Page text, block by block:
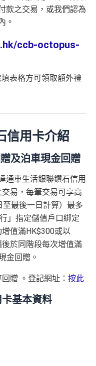
款之交易，或我們認為
。
ccb-octopus-
表格方可領取額外禮
信用卡介紹
及泊車現金回贈
通車生活銀聯鑽石信用
易，每筆交易可享高
最後一日計算）最多
」指定儲值戶口綁定
值滿HK$300或以
後於同階段每次增值滿
金回贈。
贈 。登記網址： 按此
基本資料